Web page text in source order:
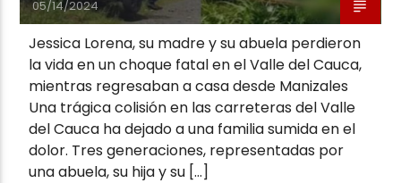
05/14/2024
Jessica Lorena, su madre y su abuela perdieron
la vida en un choque fatal en el Valle del Cauca,
mientras regresaban a casa desde Manizales
Una trágica colisión en las carreteras del Valle
del Cauca ha dejado a una familia sumida en el
dolor. Tres generaciones, representadas por
una abuela, su hija y su […]